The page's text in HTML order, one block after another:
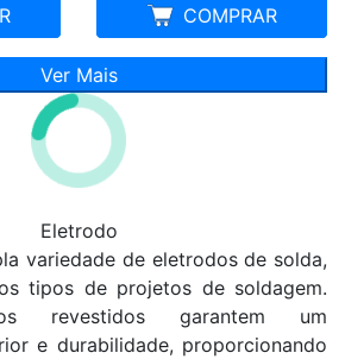
COMPRAR
FRETE GRÁTIS
Ver Mais
Eletrodo
variedade de eletrodos de solda,
tipos de projetos de soldagem.
revestidos garantem um
e durabilidade, proporcionando